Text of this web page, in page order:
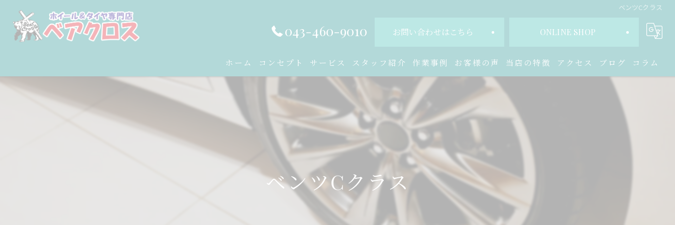
ベンツCクラス
043-460-9010 お問い合わせはこちら ONLINE SHOP
ホーム コンセプト サービス スタッフ紹介 作業事例 お客様の声 当店の特徴
販売
アクセス ブログ コラム
ベンツCクラス